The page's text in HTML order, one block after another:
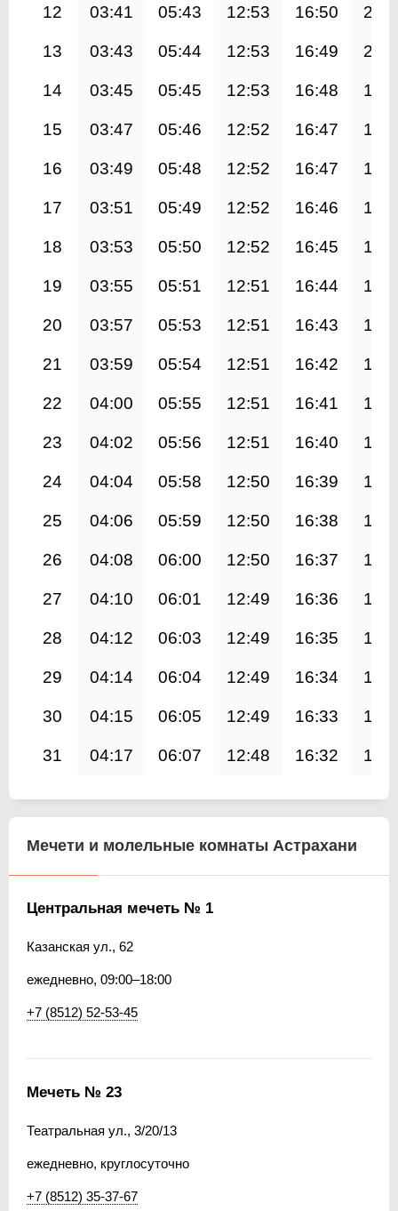
12 03:41 05:43 12:53 16:50
13 03:43 05:44 12:53 16:49
14 03:45 05:45 12:53 16:48
15 03:47 05:46 12:52 16:47
16 03:49 05:48 12:52 16:47
17 03:51 05:49 12:52 16:46
18 03:53 05:50 12:52 16:45
19 03:55 05:51 12:51 16:44
20 03:57 05:53 12:51 16:43
21 03:59 05:54 12:51 16:42
22 04:00 05:55 12:51 16:41
23 04:02 05:56 12:51 16:40
24 04:04 05:58 12:50 16:39
25 04:06 05:59 12:50 16:38
26 04:08 06:00 12:50 16:37
27 04:10 06:01 12:49 16:36
28 04:12 06:03 12:49 16:35
29 04:14 06:04 12:49 16:34
30 04:15 06:05 12:49 16:33
31 04:17 06:07 12:48 16:32
Мечети и молельные комнаты Астрахани
Центральная мечеть № 1
Казанская ул., 62
ежедневно, 09:00–18:00
+7 (8512) 52-53-45
Мечеть № 23
Театральная ул., 3/20/13
ежедневно, круглосуточно
+7 (8512) 35-37-67